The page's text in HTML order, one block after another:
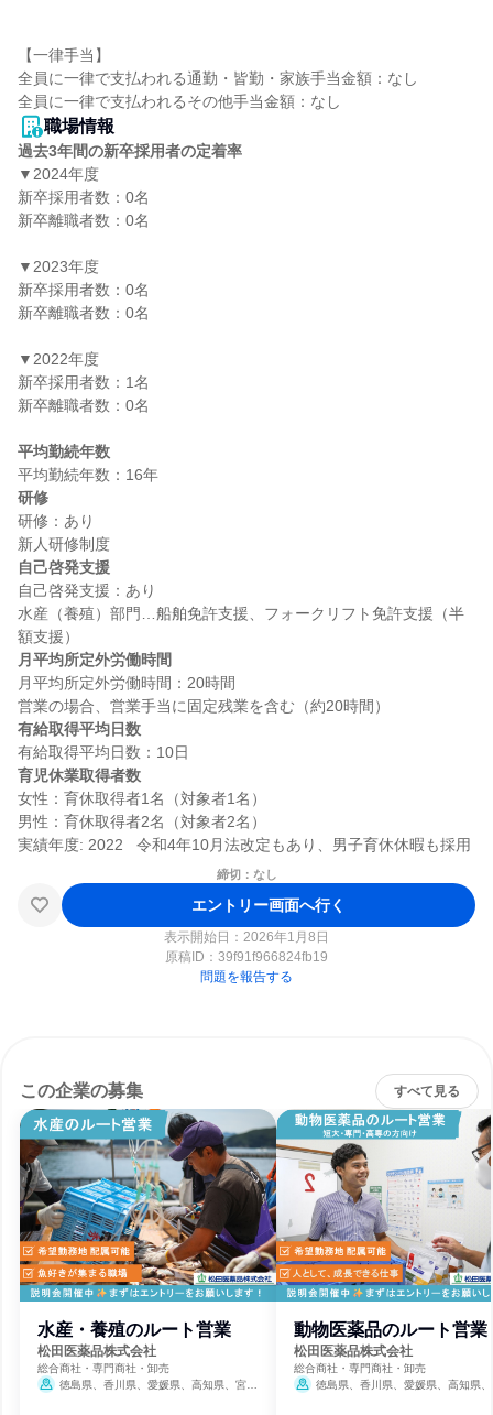
【一律手当】
全員に一律で支払われる通勤・皆勤・家族手当金額：なし
職場情報
過去3年間の新卒採用者の定着率
▼2024年度
新卒採用者数：0名
新卒離職者数：0名
▼2023年度
新卒採用者数：0名
新卒離職者数：0名
▼2022年度
新卒採用者数：1名
新卒離職者数：0名
平均勤続年数
研修
研修：あり
自己啓発支援
自己啓発支援：あり
水産（養殖）部門…船舶免許支援、フォークリフト免許支援（半
月平均所定外労働時間
月平均所定外労働時間：20時間
有給取得平均日数
育児休業取得者数
女性：育休取得者1名（対象者1名）
男性：育休取得者2名（対象者2名）
締切：なし
エントリー画面へ行く
表示開始日：2026年1月8日
原稿ID： 39f91f966824fb19
問題を報告する
この企業の募集 すべて見る
水産・養殖のルート営業
松田医薬品株式会社
総合商社・専門商社・卸売
徳島県、香川県、愛媛県、高知県、宮崎
動物医薬品のルート営業
松田医薬品株式会社
総合商社・専門商社・卸売
徳島県、香川県、愛媛県、高知県